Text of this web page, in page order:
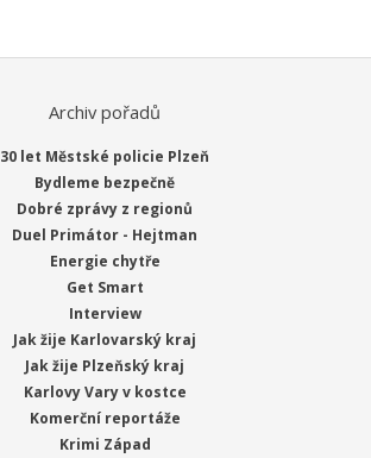
Archiv pořadů
30 let Městské policie Plzeň
Bydleme bezpečně
Dobré zprávy z regionů
Duel Primátor - Hejtman
Energie chytře
Get Smart
Interview
Jak žije Karlovarský kraj
Jak žije Plzeňský kraj
Karlovy Vary v kostce
Komerční reportáže
Krimi Západ